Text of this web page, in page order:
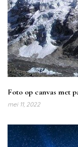
Foto op canvas met
mei 11, 2022